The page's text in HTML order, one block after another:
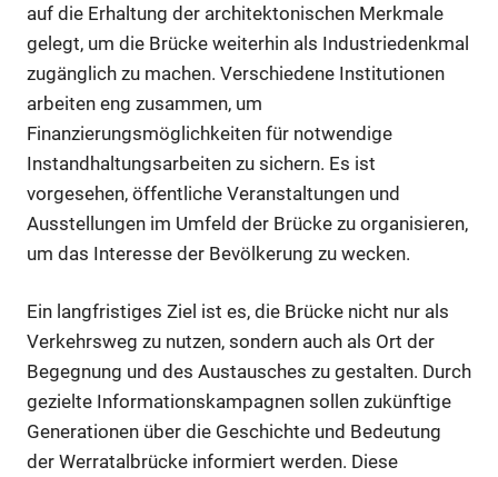
auf die Erhaltung der architektonischen Merkmale
gelegt, um die Brücke weiterhin als Industriedenkmal
zugänglich zu machen. Verschiedene Institutionen
arbeiten eng zusammen, um
Finanzierungsmöglichkeiten für notwendige
Instandhaltungsarbeiten zu sichern. Es ist
vorgesehen, öffentliche Veranstaltungen und
Ausstellungen im Umfeld der Brücke zu organisieren,
um das Interesse der Bevölkerung zu wecken.
Ein langfristiges Ziel ist es, die Brücke nicht nur als
Verkehrsweg zu nutzen, sondern auch als Ort der
Begegnung und des Austausches zu gestalten. Durch
gezielte Informationskampagnen sollen zukünftige
Generationen über die Geschichte und Bedeutung
der Werratalbrücke informiert werden. Diese